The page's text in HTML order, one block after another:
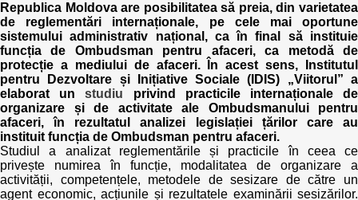
Transparency of state – owned enterprises
The best and the worst local policies in Moldova
Democracy, independence and transparency of key
public institutions in Moldova
Integrity of public procurement in Moldova
Public procurement
Republica Moldova are posibilitatea să preia, din varietatea
de reglementări internaționale, pe cele mai oportune
sistemului administrativ național, ca în final să instituie
funcția de Ombudsman pentru afaceri, ca metodă de
protecție a mediului de afaceri. În acest sens, Institutul
pentru Dezvoltare și Inițiative Sociale (IDIS) „Viitorul” a
elaborat unstudiu privind practicile internaționale de
organizare și de activitate ale Ombudsmanului pentru
afaceri, în rezultatul analizei legislației țărilor care au
instituit funcția de Ombudsman pentru afaceri.
Studiul a analizat reglementările și practicile în ceea ce
privește numirea în funcție, modalitatea de organizare a
activității, competențele, metodele de sesizare de către un
agent economic, acțiunile și rezultatele examinării sesizărilor.